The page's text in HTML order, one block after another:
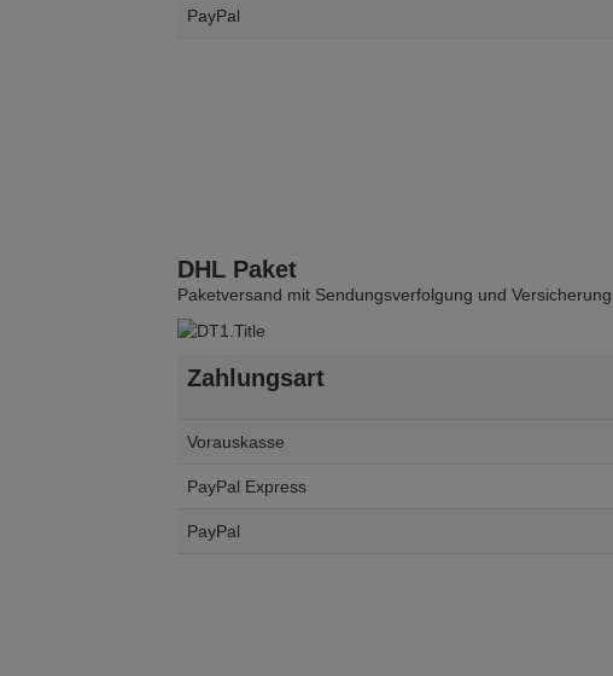
PayPal
DHL Paket
Paketversand mit Sendungsverfolgung und
Zahlungsart
Vorauskasse
PayPal Express
PayPal